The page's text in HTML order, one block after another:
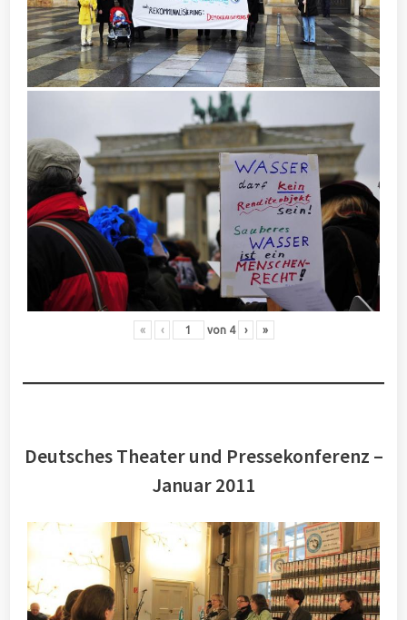
« ‹ von 4 › »
Deutsches Theater und Pressekonferenz –
Januar 2011